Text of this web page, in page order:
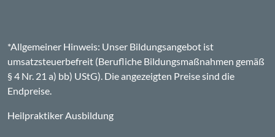
*Allgemeiner Hinweis: Unser Bildungsangebot ist
umsatzsteuerbefreit (Berufliche Bildungsmaßnahmen gemäß
§ 4 Nr. 21 a) bb) UStG). Die angezeigten Preise sind die
Endpreise.
Heilpraktiker Ausbildung